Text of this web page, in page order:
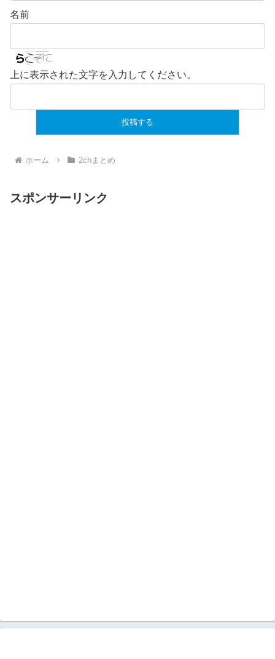
名前
上に表示された文字を入力してください。
ホーム 2chまとめ
スポンサーリンク